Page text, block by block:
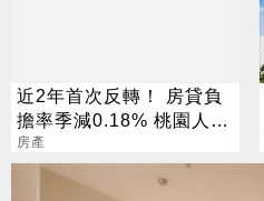
近2年首次反轉！ 房貸負
擔率季減0.18% 桃園人最
有感
房產